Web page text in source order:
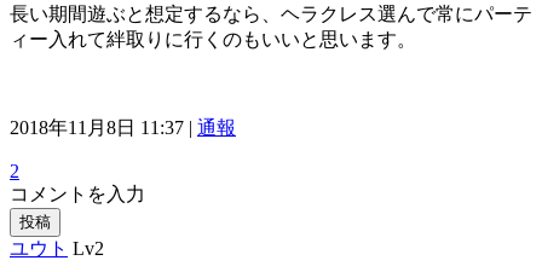
長い期間遊ぶと想定するなら、ヘラクレス選んで常にパーテ
ィー入れて絆取りに行くのもいいと思います。
2018年11月8日 11:37 | 通報
2
コメントを入力
投稿
ユウト Lv2